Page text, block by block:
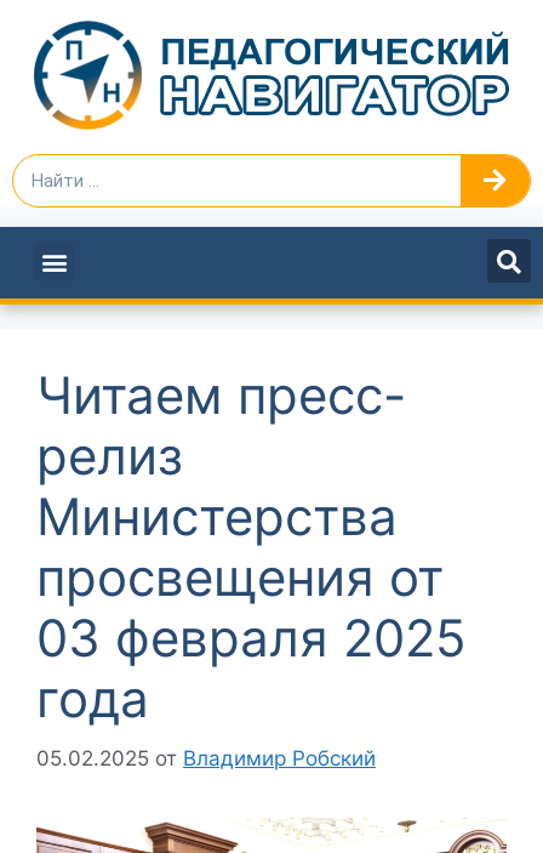
Читаем пресс-
релиз
Министерства
просвещения от
03 февраля 2025
года
05.02.2025 от Владимир Робский